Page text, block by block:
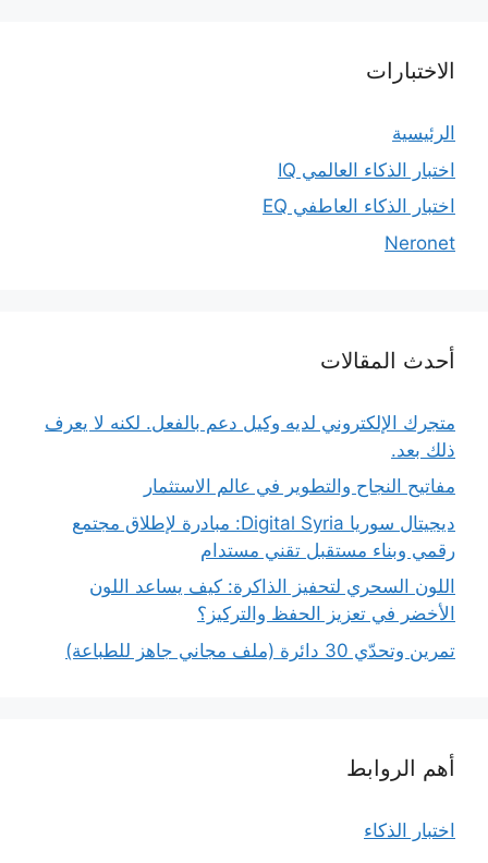
الاختبارات
الرئيسية
اختبار الذكاء العالمي IQ
اختبار الذكاء العاطفي EQ
Neronet
أحدث المقالات
متجرك الإلكتروني لديه وكيل دعم بالفعل. لكنه لا يعرف
ذلك بعد.
مفاتيح النجاح والتطوير في عالم الاستثمار
ديجيتال سوريا Digital Syria: مبادرة لإطلاق مجتمع
رقمي وبناء مستقبل تقني مستدام
اللون السحري لتحفيز الذاكرة: كيف يساعد اللون
الأخضر في تعزيز الحفظ والتركيز؟
تمرين وتحدّي 30 دائرة (ملف مجاني جاهز للطباعة)
أهم الروابط
اختبار الذكاء